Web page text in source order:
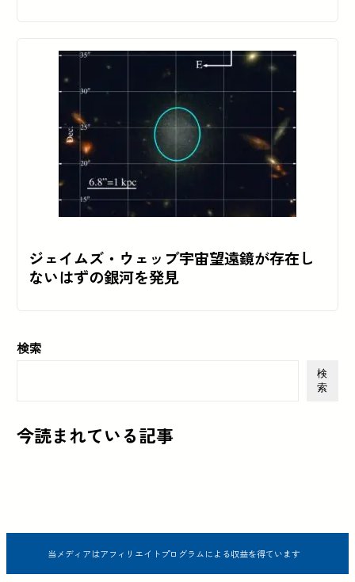
ジェイムズ・ウェッブ宇宙望遠鏡が存在し
ないはずの銀河を発見
検索
検
索
今読まれている記事
当メディアはアフィリエイトプログラムによる収益を得ています